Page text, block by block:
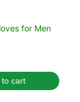
for Men
to cart